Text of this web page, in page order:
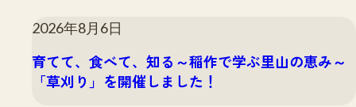
2026年8月6日
育てて、食べて、知る～稲作で学ぶ里山の恵み～
「草刈り」を開催しました！